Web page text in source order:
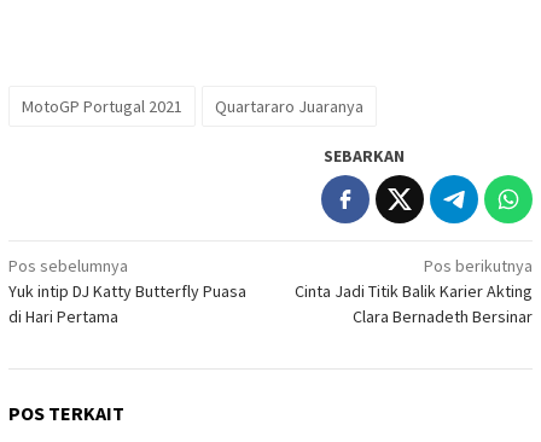
MotoGP Portugal 2021 Quartararo Juaranya
SEBARKAN
Navigasi
pos
Pos sebelumnya
Yuk intip DJ Katty Butterfly Puasa
di Hari Pertama
Pos berikutnya
Cinta Jadi Titik Balik Karier Akting
Clara Bernadeth Bersinar
POS TERKAIT